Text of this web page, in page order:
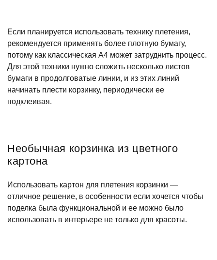
Если планируется использовать технику плетения,
рекомендуется применять более плотную бумагу,
потому как классическая А4 может затруднить процесс.
Для этой техники нужно сложить несколько листов
бумаги в продолговатые линии, и из этих линий
начинать плести корзинку, периодически ее
подклеивая.
Необычная корзинка из цветного
картона
Использовать картон для плетения корзинки —
отличное решение, в особенности если хочется чтобы
поделка была функциональной и ее можно было
использовать в интерьере не только для красоты.